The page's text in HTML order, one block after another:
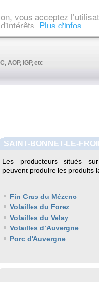
vous acceptez
Plus d'infos
AOP, IGP, etc
SAINT-BONNET-LE-
Les producteurs situés
peuvent produire les produits
Fin Gras du Mézenc
Volailles du Forez
Volailles du Velay
Volailles d’Auvergne
Porc d'Auvergne